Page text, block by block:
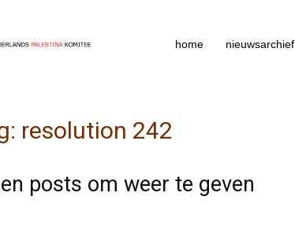
home nieuwsarchief
resolution 242
posts om weer te geven